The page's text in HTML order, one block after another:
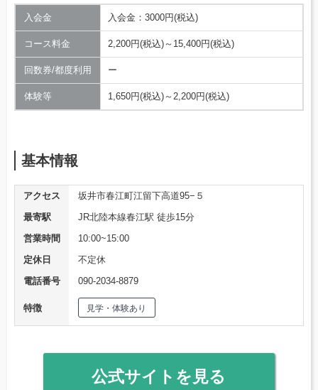
入会金 入会金：3000円(税込)
コース料金 2,200円(税込)～15,400円(税込)
回数券/都度利用 ー
体験等 1,650円(税込)～2,200円(税込)
基本情報
アクセス
坂井市春江町江留下高道95−５
最寄駅
JR北陸本線春江駅 徒歩15分
営業時間
10:00~15:00
定休日
不定休
電話番号
090-2034-8879
特徴 見学・体験あり
公式サイトを見る